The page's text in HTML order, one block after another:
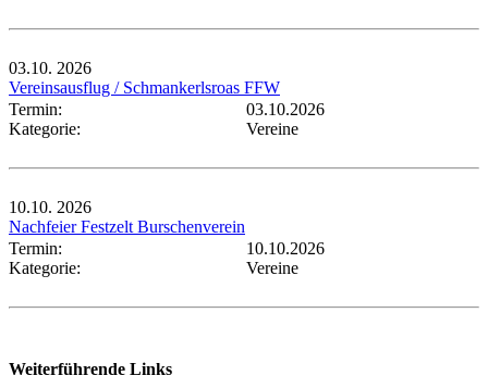
03.10. 2026
Vereinsausflug / Schmankerlsroas FFW
Termin:
03.10.2026
Kategorie:
Vereine
10.10. 2026
Nachfeier Festzelt Burschenverein
Termin:
10.10.2026
Kategorie:
Vereine
Weiterführende Links